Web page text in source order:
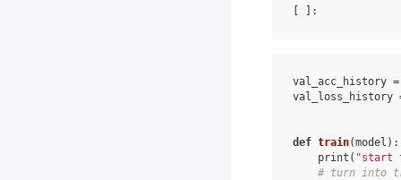
val_acc_history =
val_loss_history
def train(model ):
print ( "start
# turn into